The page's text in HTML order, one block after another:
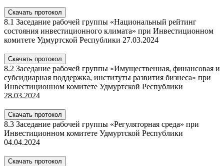
Скачать протокол
8.1 Заседание рабочей группы «Национальный рейтинг
состояния инвестиционного климата» при Инвестиционном
комитете Удмуртской Республики 27.03.2024
Скачать протокол
8.2 Заседание рабочей группы «Имущественная, финансовая и
субсидиарная поддержка, институты развития бизнеса» при
Инвестиционном комитете Удмуртской Республики
28.03.2024
Скачать протокол
8.3 Заседание рабочей группы «Регуляторная среда» при
Инвестиционном комитете Удмуртской Республики
04.04.2024
Скачать протокол